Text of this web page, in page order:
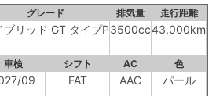
グレード 排気量 走行距離
ブリッド GT タイプP3500cc43,000km
車検 シフト AC 色
09 FAT AAC パール